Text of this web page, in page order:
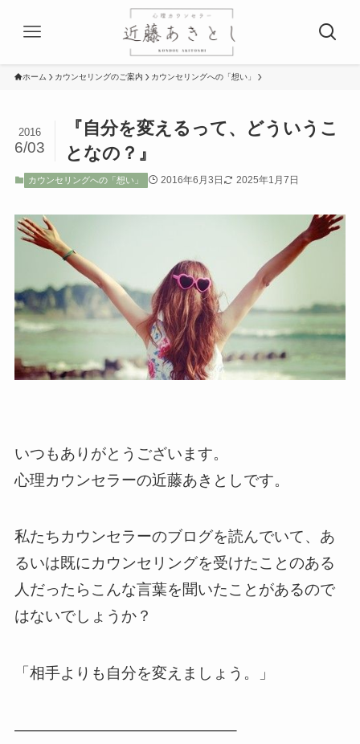
ホーム カウンセリングのご案内 カウンセリングへの「想い」
『自分を変えるって、どういうこ
となの？』
2016
6/03
カウンセリングへの「想い」 2016年6月3日 2025年1月7日
いつもありがとうございます。
心理カウンセラーの近藤あきとしです。
私たちカウンセラーのブログを読んでいて、あ
るいは既にカウンセリングを受けたことのある
人だったらこんな言葉を聞いたことがあるので
はないでしょうか？
「相手よりも自分を変えましょう。」
——————————————–